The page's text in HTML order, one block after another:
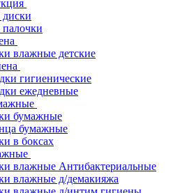
влажные детские
гигиенические
ежедневные
бумажные
бумажные
в боксах
влажные Антибактериальные
влажные д/демакияжа